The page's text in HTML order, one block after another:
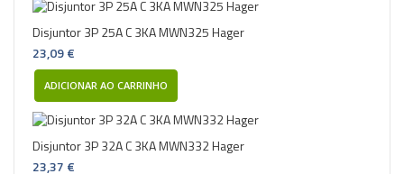
Disjuntor 3P 25A C 3KA MWN325 Hager
23,09 €
ADICIONAR AO CARRINHO
Disjuntor 3P 32A C 3KA MWN332 Hager
23,37 €